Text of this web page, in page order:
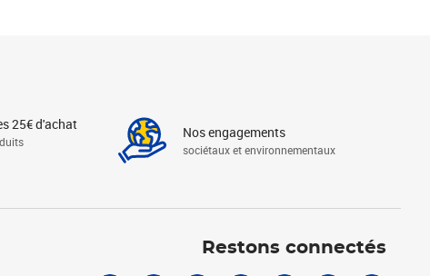
25€ d'achat Nos engagements
sociétaux et environnementaux
Restons connectés